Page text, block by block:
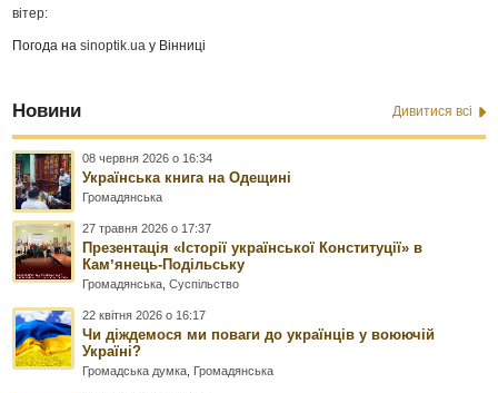
вітер:
Погода наsinoptik.ua у Вінниці
Новини Дивитися всі
08 червня 2026 о 16:34
Українська книга на Одещині
Громадянська
27 травня 2026 о 17:37
Презентація «Історії української Конституції» в
Камʼянець-Подільську
Громадянська,Суспільство
22 квітня 2026 о 16:17
Чи діждемося ми поваги до українців у воюючій
Україні?
Громадська думка, Громадянська